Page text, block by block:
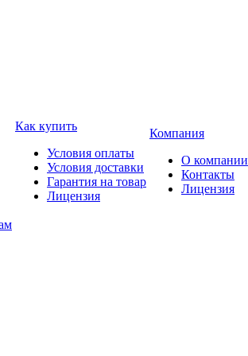
Как купить
Условия оплаты
Условия доставки
Гарантия на товар
Лицензия
Компания
О компании
Контакты
Лицензия